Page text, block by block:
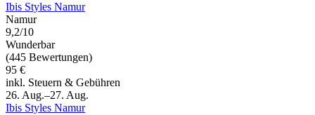
Ibis Styles Namur
Namur
9,2/10
Wunderbar
(445 Bewertungen)
95 €
inkl. Steuern & Gebühren
26. Aug.–27. Aug.
Ibis Styles Namur